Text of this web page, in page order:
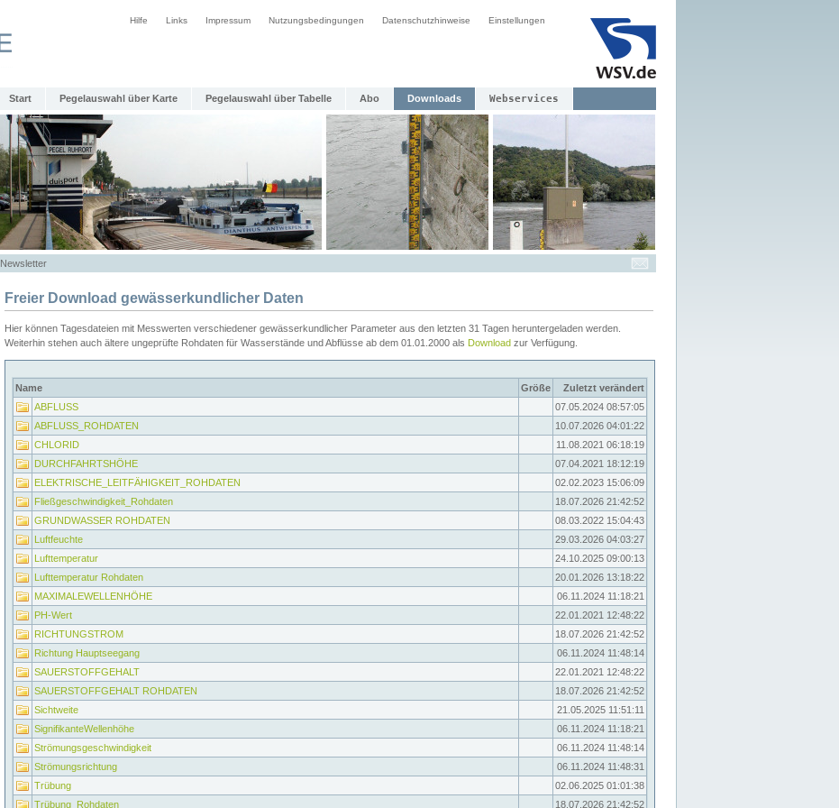
Hilfe Links Impressum Nutzungsbedingungen Datenschutzhinweise Einstellungen
Start Pegelauswahl über Karte Pegelauswahl über Tabelle Abo Downloads Webservices
Newsletter
Freier Download gewässerkundlicher Daten
Hier können Tagesdateien mit Messwerten verschiedener gewässerkundlicher Parameter aus den letzten 31 Tagen heruntergeladen werden.
Weiterhin stehen auch ältere ungeprüfte Rohdaten für Wasserstände und Abflüsse ab dem 01.01.2000 als Download zur Verfügung.
Name Größe
Zuletzt verändert
ABFLUSS
07.05.2024 08:57:05
ABFLUSS_ROHDATEN
10.07.2026 04:01:22
CHLORID
11.08.2021 06:18:19
DURCHFAHRTSHÖHE
07.04.2021 18:12:19
ELEKTRISCHE_LEITFÄHIGKEIT_ROHDATEN
02.02.2023 15:06:09
Fließgeschwindigkeit_Rohdaten
18.07.2026 21:42:52
GRUNDWASSER ROHDATEN
08.03.2022 15:04:43
Luftfeuchte
29.03.2026 04:03:27
Lufttemperatur
24.10.2025 09:00:13
Lufttemperatur Rohdaten
20.01.2026 13:18:22
MAXIMALEWELLENHÖHE
06.11.2024 11:18:21
PH-Wert
22.01.2021 12:48:22
RICHTUNGSTROM
18.07.2026 21:42:52
Richtung Hauptseegang
06.11.2024 11:48:14
SAUERSTOFFGEHALT
22.01.2021 12:48:22
SAUERSTOFFGEHALT ROHDATEN
18.07.2026 21:42:52
Sichtweite
21.05.2025 11:51:11
SignifikanteWellenhöhe
06.11.2024 11:18:21
Strömungsgeschwindigkeit
06.11.2024 11:48:14
Strömungsrichtung
06.11.2024 11:48:31
Trübung
02.06.2025 01:01:38
Trübung_Rohdaten
18.07.2026 21:42:52